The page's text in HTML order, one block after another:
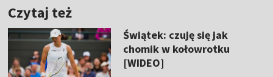
Czytaj też
Świątek: czuję się jak
chomik w kołowrotku
[WIDEO]